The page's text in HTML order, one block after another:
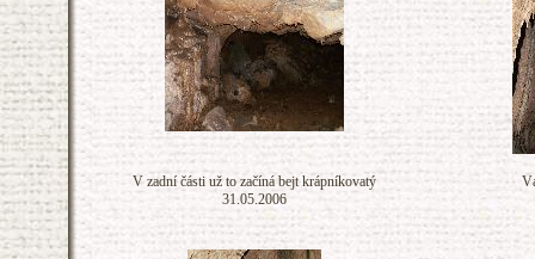
V zadní části už to začíná bejt krápníkovatý
31.05.2006